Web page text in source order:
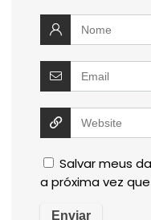
Salvar meus
a próxima vez